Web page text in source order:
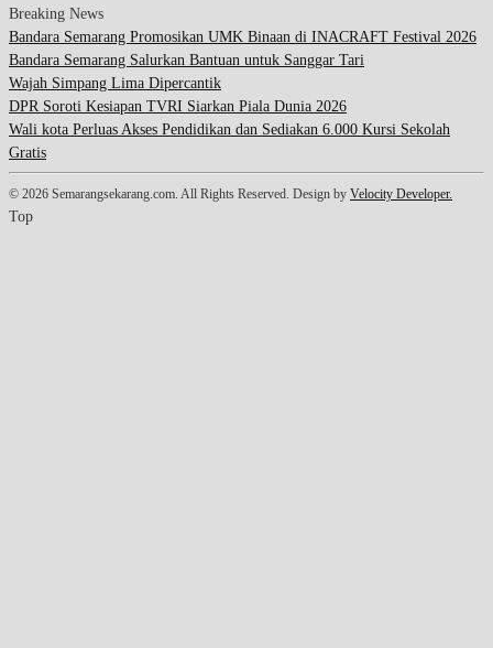
Breaking News
Bandara Semarang Promosikan UMK Binaan di INACRAFT Festival 2026
Bandara Semarang Salurkan Bantuan untuk Sanggar Tari
Wajah Simpang Lima Dipercantik
DPR Soroti Kesiapan TVRI Siarkan Piala Dunia 2026
Wali kota Perluas Akses Pendidikan dan Sediakan 6.000 Kursi Sekolah
Gratis
© 2026 Semarangsekarang.com. All Rights Reserved. Design by Velocity Developer.
Top